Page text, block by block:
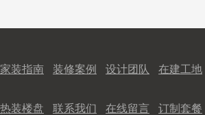
家装指南 装修案例 设计团队 在建工地
热装楼盘 联系我们 在线留言 订制套餐